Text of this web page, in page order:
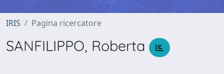
IRIS Pagina ricercatore
SANFILIPPO, Roberta